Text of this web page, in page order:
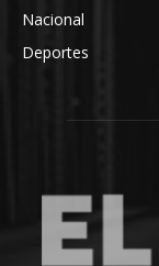
Nacional
Deportes